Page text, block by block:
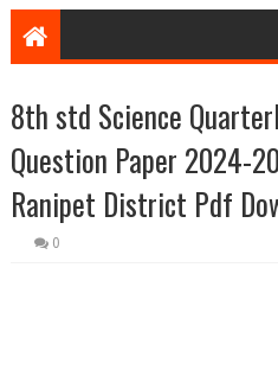
8th std Science
Question Paper 2024-
Ranipet District Pdf
0